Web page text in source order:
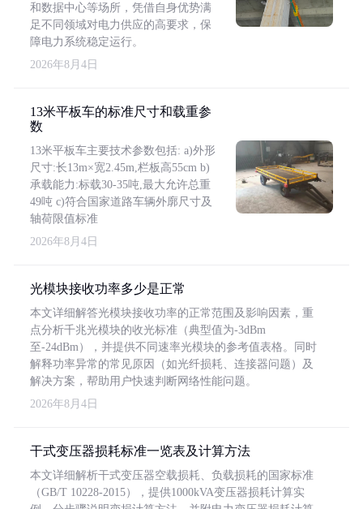
和数据中心等场所，凭借自身优势满
足不同领域对电力供应的高要求，保
障电力系统稳定运行。
2026年8月4日
13米平板车的标准尺寸和载重参
数
13米平板车主要技术参数包括: a)外形
尺寸:长13m×宽2.45m,栏板高55cm b)
承载能力:标载30-35吨,最大允许总重
49吨 c)符合国家道路车辆外廓尺寸及
轴荷限值标准
2026年8月4日
光模块接收功率多少是正常
本文详细解答光模块接收功率的正常范围及影响因素，重
点分析千兆光模块的收光标准（典型值为-3dBm
至-24dBm），并提供不同速率光模块的参考值表格。同时
解释功率异常的常见原因（如光纤损耗、连接器问题）及
解决方案，帮助用户快速判断网络性能问题。
2026年8月4日
干式变压器损耗标准一览表及计算方法
本文详细解析干式变压器空载损耗、负载损耗的国家标准
（GB/T 10228-2015），提供1000kVA变压器损耗计算实